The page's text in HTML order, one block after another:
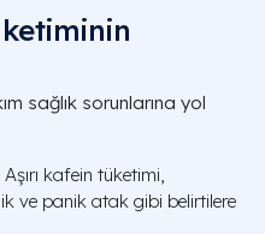
sağlık sorunlarına yol
Aşırı kafein tüketimi,
ve panik atak gibi belirtilere